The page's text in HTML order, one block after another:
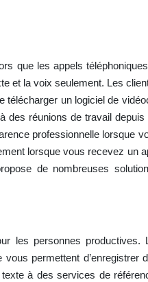
que les appels
et la voix seulement. Les
télécharger un logiciel de
des réunions de travail
professionnelle lorsque
lorsque vous recevez un
de nombreuses
les personnes productives.
permettent d’enregistrer
à des services de